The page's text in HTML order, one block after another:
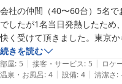
会社の仲間（40〜60台）5名
でしたが1名当日発熱したため
快く受けて頂きました。東京
し、チェックイン予定時刻よ
クインも出来ました。BBQセ
た際に突然の雨でベランダに
続きを読む
部屋: 5 | 接客・サービス: 5 | ロケ
温泉・お風呂: 4 | 設備: 4 | 清潔さ: